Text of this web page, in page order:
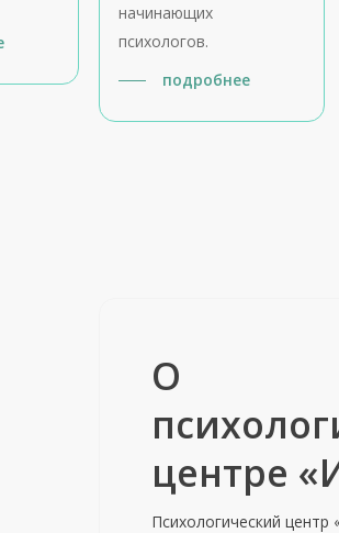
начинающих
психологов.
подробнее
О
центре
Психологический